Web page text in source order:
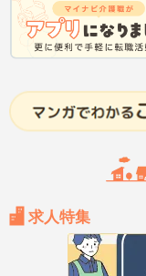
求人特集